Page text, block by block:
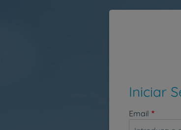
Iniciar
Email